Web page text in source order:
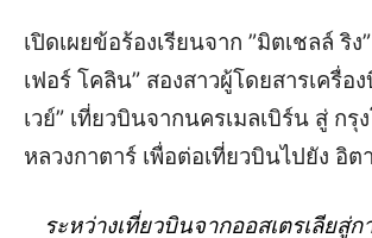
เปิดเผยข้อร้องเรียนจาก ”มิตเชลล์ ริง
เฟอร์ โคลิน” สองสาวผู้โดยสารเครื่อ
เวย์” เที่ยวบินจากนครเมลเบิร์น สู่ กรุ
หลวงกาตาร์ เพื่อต่อเที่ยวบินไปยัง อิต
ระหว่างเที่ยวบินจากออสเตรเลียสู่ก